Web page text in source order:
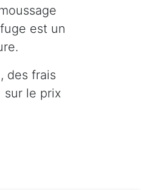
est un
des frais
sur le prix